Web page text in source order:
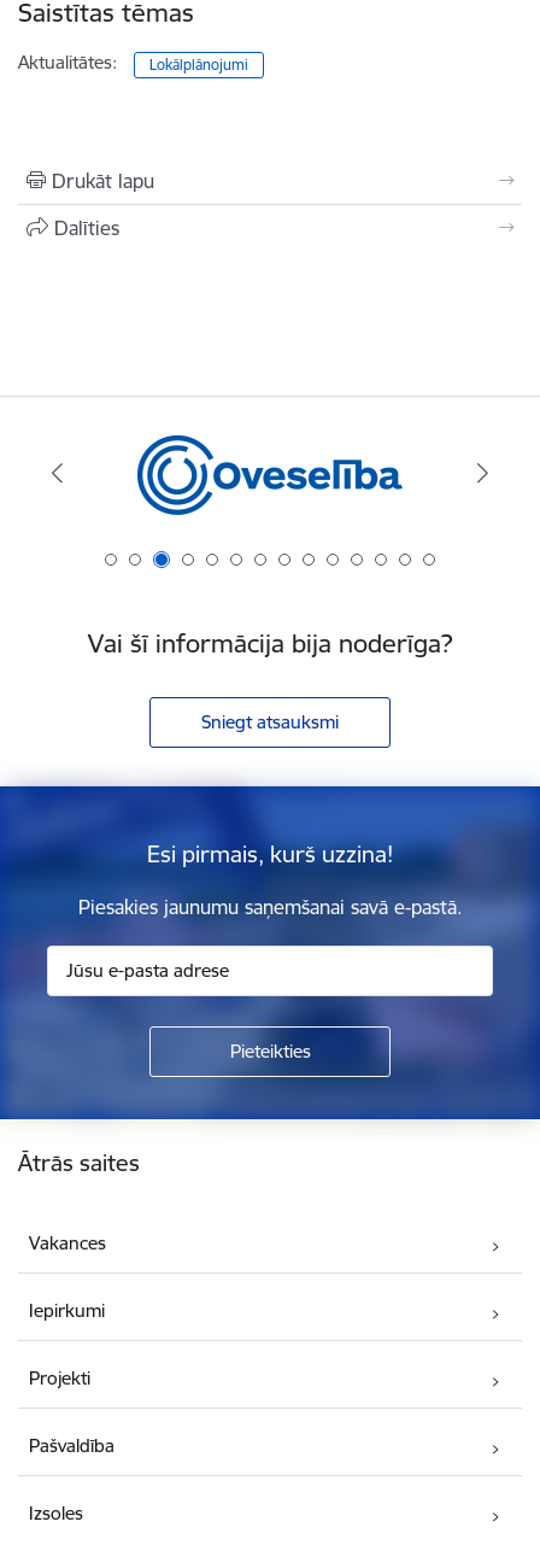
Saistītas tēmas
Aktualitātes: Lokālplānojumi
Drukāt lapu
Dalīties
Vai šī informācija bija noderīga?
Sniegt atsauksmi
Esi pirmais, kurš uzzina!
Piesakies jaunumu saņemšanai savā e-pastā.
Ātrās saites
Vakances
Iepirkumi
Projekti
Pašvaldība
Izsoles